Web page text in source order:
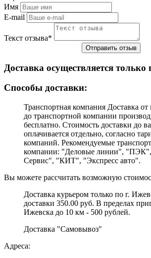
Имя
E-mail
Текст отзыва*
Доставка осуществляется только
Cпособы доставки:
Транспортная компания Доставка от
до транспортной компании
бесплатно. Стоимость доставки до
оплачивается отдельно, согласно
компаний. Рекомендуемые
компании: "Деловые линии",
Сервис", "КИТ", "Экспресс авто".
Вы можете рассчитать возможную
Доставка курьером только по г.
доставки 350.00 руб. В пределах
Ижевска до 10 км - 500 рублей.
Доставка "Самовывоз"
Адреса: